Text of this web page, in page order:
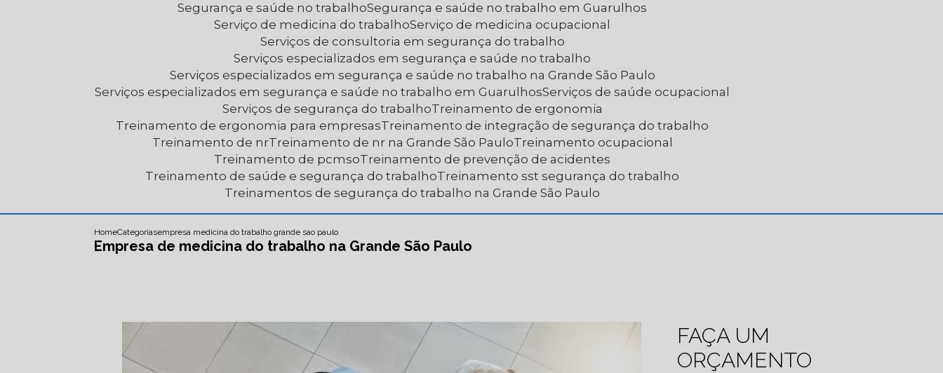
Segurança e saúde no trabalho Segurança e saúde no trabalho em Guarulhos
Serviço de medicina do trabalho Serviço de medicina ocupacional
Serviços de consultoria em segurança do trabalho
Serviços especializados em segurança e saúde no trabalho
Serviços especializados em segurança e saúde no trabalho na Grande São Paulo
Serviços especializados em segurança e saúde no trabalho em Guarulhos Serviços de saúde ocupacional
Serviços de segurança do trabalho
Treinamento de ergonomia
Treinamento de ergonomia para empresas
Treinamento de integração de segurança do trabalho
Treinamento de nr
Treinamento de nr na Grande São Paulo
Treinamento ocupacional
Treinamento de pcmso
Treinamento de prevenção de acidentes
Treinamento de saúde e segurança do trabalho
Treinamento sst segurança do trabalho
Treinamentos de segurança do trabalho na Grande São Paulo
HomeCategoriasempresa medicina do trabalho grande sao paulo
Empresa de medicina do trabalho na Grande São Paulo
FAÇA UM
ORÇAMENTO